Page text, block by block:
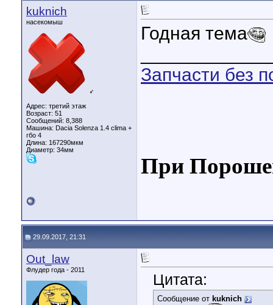
kuknich
насекомыш
♂
Адрес: третий этаж
Возраст: 51
Сообщений: 8,388
Машина: Dacia Solenza 1.4 clima +
гбо 4
Длина: 167290мкм
Диаметр: 34мм
Годная тема
Запчасти без
При
29.09.2017, 21:31
Out_law
Флудер года - 2011
Цитата:
Сообщение от kuknich